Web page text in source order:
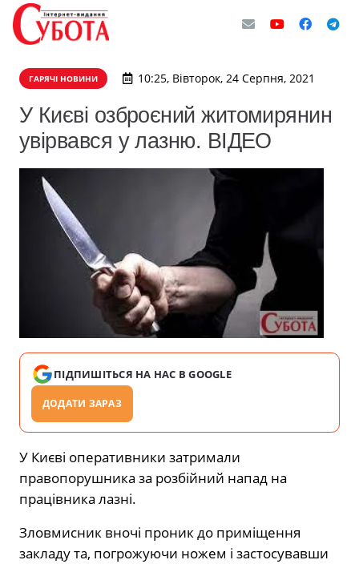
ГАРЯЧІ НОВИНИ 10:25, Вівторок, 24 Серпня, 2021
​У Києві озброєний житомирянин
увірвався у лазню. ВІДЕО
ПІДПИШІТЬСЯ НА НАС В GOOGLE
ДОДАТИ ЗАРАЗ
У Києві оперативники затримали
правопорушника за розбійний напад на
працівника лазні.
Зловмисник вночі проник до приміщення
закладу та, погрожуючи ножем і застосувавши